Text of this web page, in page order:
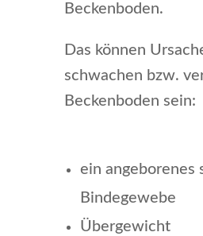
Beckenboden.
Das können
schwachen bzw.
Beckenboden sein:
ein angeborenes
Bindegewebe
Übergewicht